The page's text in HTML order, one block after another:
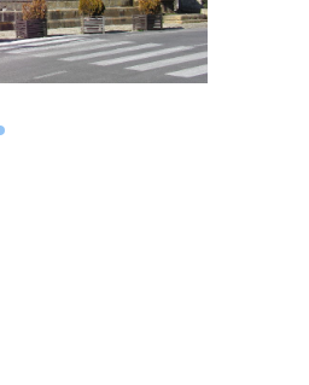
1
slide 2
Vai alla slide 3